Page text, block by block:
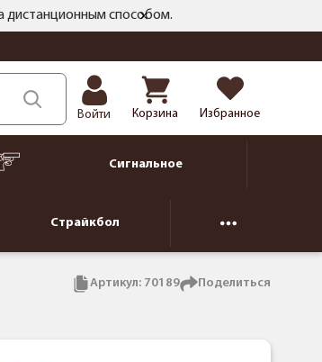
дистанционным способом.
Войти Корзина Избранное
Сигнальное
Страйкбол
Артикул: 70189 Поделиться